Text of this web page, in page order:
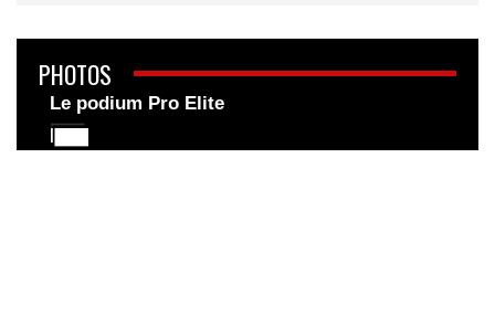
PHOTOS
Le podium Pro Elite